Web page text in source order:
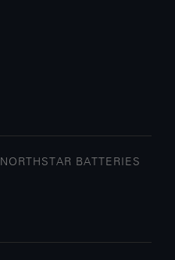
NORTHSTAR BATTERIES